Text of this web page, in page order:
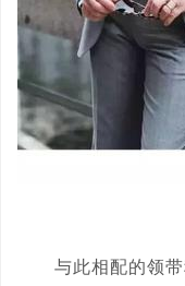
与此相配的领带